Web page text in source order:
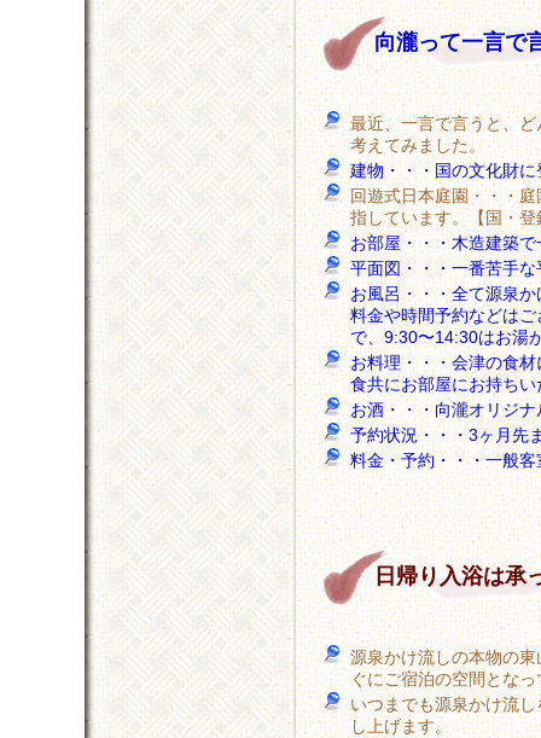
向瀧って一言で
最近、一言で言うと、
考えてみました。
建物・・・国の文化財
回遊式日本庭園・・・
指しています。【国・
お部屋・・・木造建築
平面図・・・一番苦手
お風呂・・・全て源泉
料金や時間予約などは
で、9:30〜14:30はお湯
お料理・・・会津の食
食共にお部屋にお持ち
お酒・・・向瀧オリジ
予約状況・・・3ヶ月先
料金・予約・・・一般
日帰り入浴は承
源泉かけ流しの本物の
ぐにご宿泊の空間とな
いつまでも源泉かけ流
し上げます。